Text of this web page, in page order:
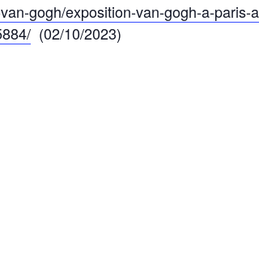
gogh/exposition-van-gogh-a-
(02/10/2023)